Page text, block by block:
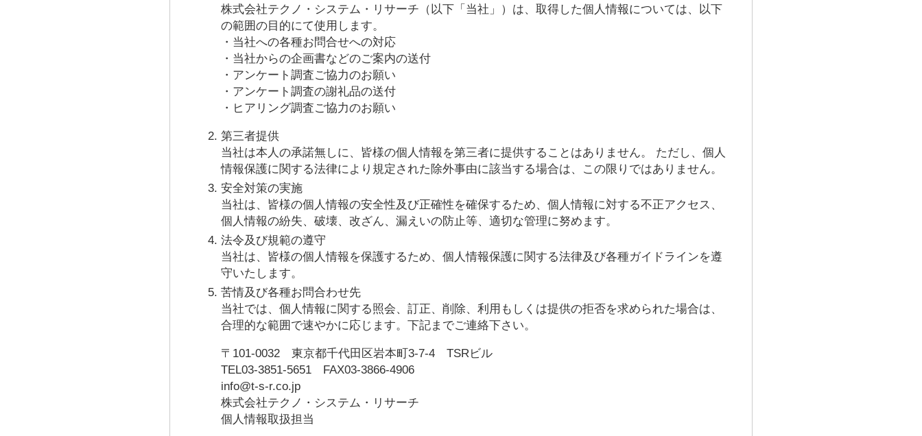
株式会社テクノ・システム・リサーチ（以下「当社」）は、取得した個人情報については、以下
の範囲の目的にて使用します。
・当社への各種お問合せへの対応
・当社からの企画書などのご案内の送付
・アンケート調査ご協力のお願い
・アンケート調査の謝礼品の送付
・ヒアリング調査ご協力のお願い
第三者提供
当社は本人の承諾無しに、皆様の個人情報を第三者に提供することはありません。 ただし、個人
情報保護に関する法律により規定された除外事由に該当する場合は、この限りではありません。
安全対策の実施
当社は、皆様の個人情報の安全性及び正確性を確保するため、個人情報に対する不正アクセス、
個人情報の紛失、破壊、改ざん、漏えいの防止等、適切な管理に努めます。
法令及び規範の遵守
当社は、皆様の個人情報を保護するため、個人情報保護に関する法律及び各種ガイドラインを遵
守いたします。
苦情及び各種お問合わせ先
当社では、個人情報に関する照会、訂正、削除、利用もしくは提供の拒否を求められた場合は、
合理的な範囲で速やかに応じます。下記までご連絡下さい。
〒101-0032 東京都千代田区岩本町3-7-4 TSRビル
TEL03-3851-5651 FAX03-3866-4906
info@t-s-r.co.jp
株式会社テクノ・システム・リサーチ
個人情報取扱担当